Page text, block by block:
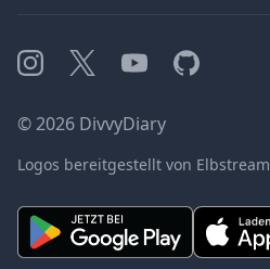
Instagram
X YouTubeGitHub
©2026 DivvyDiary
Logos bereitgestellt von Elbstream